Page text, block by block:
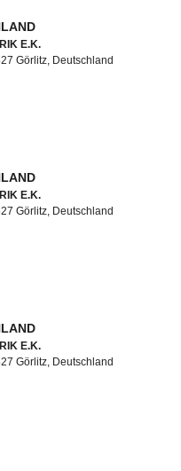
E.K.
Görlitz, Deutschland
E.K.
Görlitz, Deutschland
E.K.
Görlitz, Deutschland